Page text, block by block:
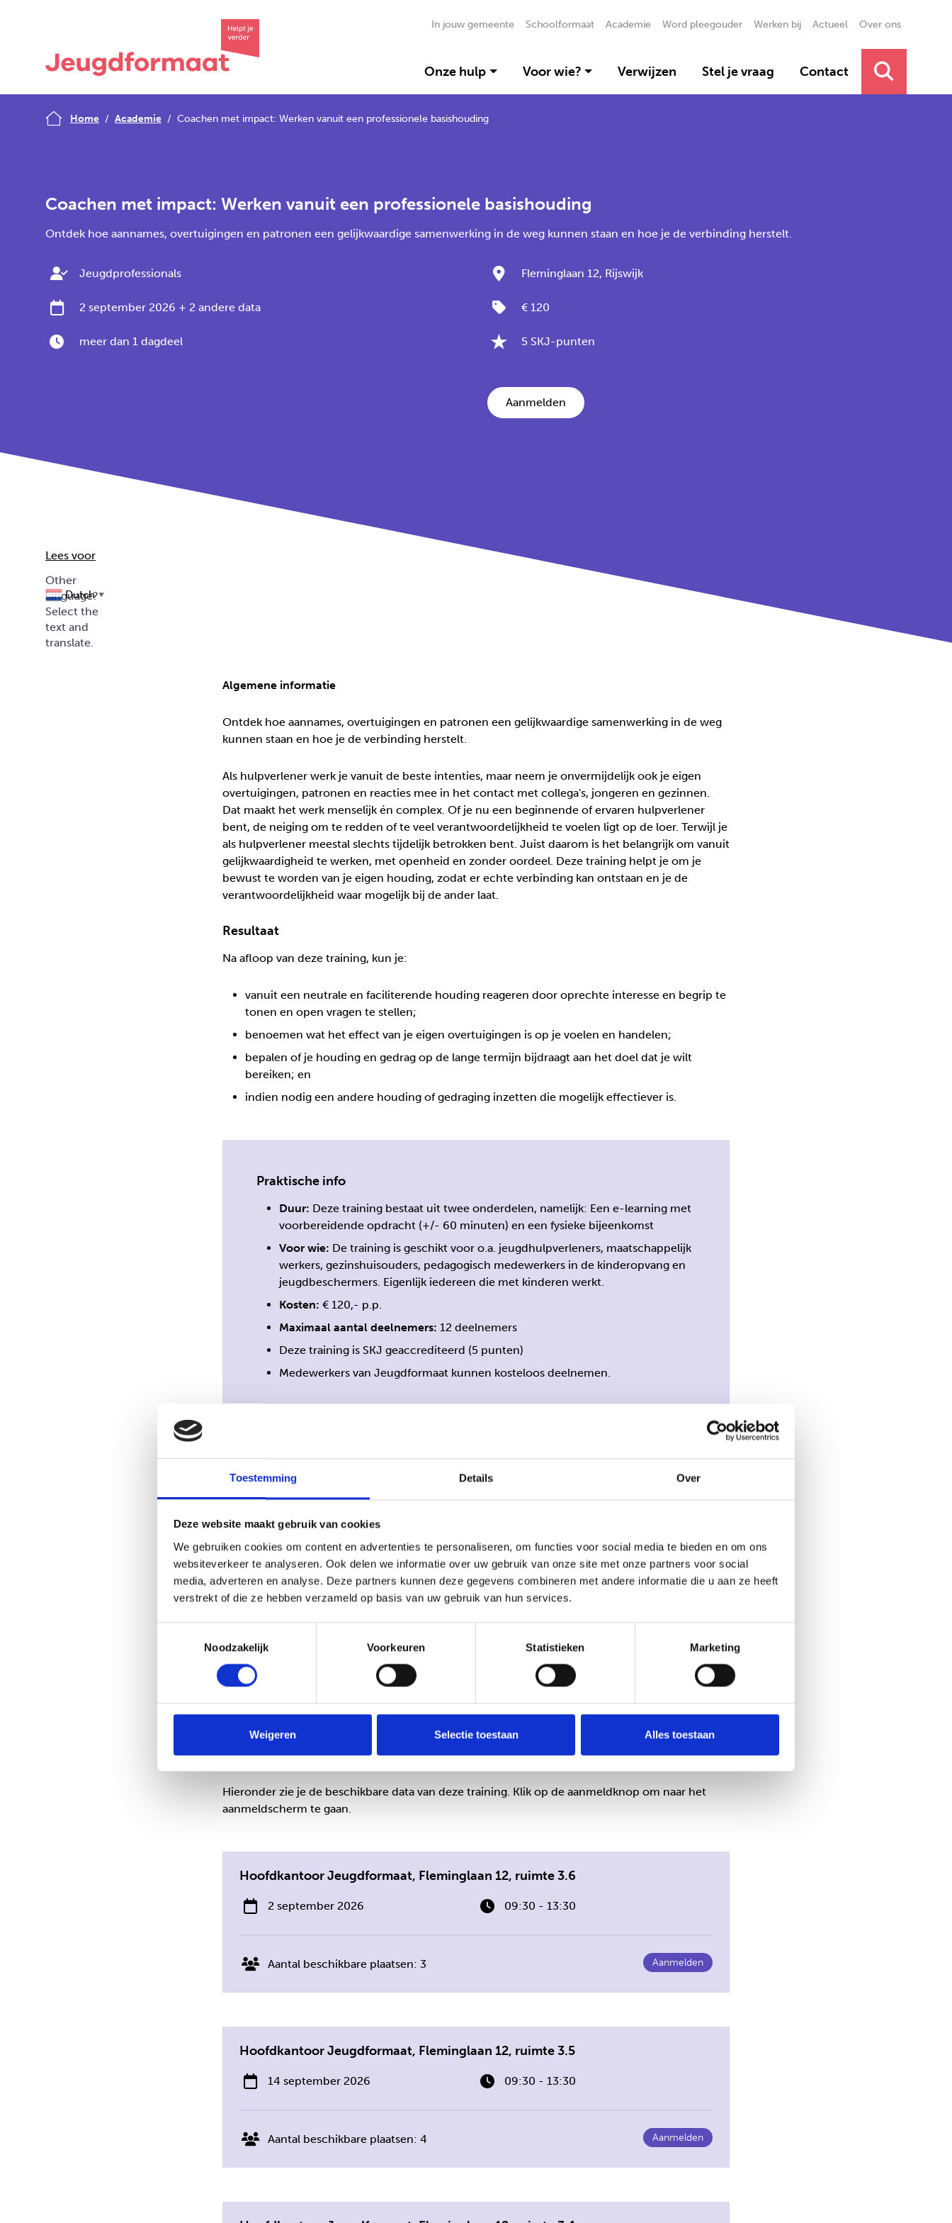
Toestemming Details Over
Deze website maakt gebruik van cookies
We gebruiken cookies om content en advertenties te personaliseren, om functies voor social media te bieden en om ons
websiteverkeer te analyseren. Ook delen we informatie over uw gebruik van onze site met onze partners voor social
media, adverteren en analyse. Deze partners kunnen deze gegevens combineren met andere informatie die u aan ze heeft
verstrekt of die ze hebben verzameld op basis van uw gebruik van hun services.
Noodzakelijk
Voorkeuren Statistieken Marketing
Weigeren Selectie toestaan Alles toestaan
Home Academie Coachen met impact: Werken vanuit een professionele basishouding
Coachen met impact: Werken vanuit een professionele basishouding
Ontdek hoe aannames, overtuigingen en patronen een gelijkwaardige samenwerking in de weg kunnen staan en hoe je de verbinding herstelt.
Jeugdprofessionals
2 september 2026 + 2 andere data
meer dan 1 dagdeel
Fleminglaan 12, Rijswijk
€ 120
5 SKJ-punten
Aanmelden
Lees voor
Dutch ▼
Algemene informatie
Ontdek hoe aannames, overtuigingen en patronen een gelijkwaardige samenwerking in de weg
kunnen staan en hoe je de verbinding herstelt.
Als hulpverlener werk je vanuit de beste intenties, maar neem je onvermijdelijk ook je eigen
overtuigingen, patronen en reacties mee in het contact met collega's, jongeren en gezinnen.
Dat maakt het werk menselijk én complex. Of je nu een beginnende of ervaren hulpverlener
bent, de neiging om te redden of te veel verantwoordelijkheid te voelen ligt op de loer. Terwijl je
als hulpverlener meestal slechts tijdelijk betrokken bent. Juist daarom is het belangrijk om vanuit
gelijkwaardigheid te werken, met openheid en zonder oordeel. Deze training helpt je om je
bewust te worden van je eigen houding, zodat er echte verbinding kan ontstaan en je de
verantwoordelijkheid waar mogelijk bij de ander laat.
Resultaat
Na afloop van deze training, kun je:
vanuit een neutrale en faciliterende houding reageren door oprechte interesse en begrip te
tonen en open vragen te stellen;
benoemen wat het effect van je eigen overtuigingen is op je voelen en handelen;
bepalen of je houding en gedrag op de lange termijn bijdraagt aan het doel dat je wilt
bereiken; en
indien nodig een andere houding of gedraging inzetten die mogelijk effectiever is.
Praktische info
Duur: Deze training bestaat uit twee onderdelen, namelijk: Een e-learning met
voorbereidende opdracht (+/- 60 minuten) en een fysieke bijeenkomst
Voor wie: De training is geschikt voor o.a. jeugdhulpverleners, maatschappelijk
werkers, gezinshuisouders, pedagogisch medewerkers in de kinderopvang en
jeugdbeschermers. Eigenlijk iedereen die met kinderen werkt.
Kosten: € 120,- p.p.
Maximaal aantal deelnemers: 12 deelnemers
Deze training is SKJ geaccrediteerd (5 punten)
Medewerkers van Jeugdformaat kunnen kosteloos deelnemen.
Volg je liever deze training op je eigen locatie met een aantal collega's tegelijk? Dat kan! Wij
bieden al onze trainingen en workshops aan op locatie naar keuze of bij ons op kantoor in
Neem contact met ons op via
Ervaringen
“Confronterend op een fijne manier. Ik merk dat ik minder snel ga ‘redden’ en meer ruimte laat
bij de ander.”
werken.”
“Herkenbaar, veilig en meteen toepasbaar in de praktijk. Dit gun je eigenlijk iedere hulpverlener.”
Meld je aan
Hieronder zie je de beschikbare data van deze training. Klik op de aanmeldknop om naar het
aanmeldscherm te gaan.
Hoofdkantoor Jeugdformaat, Fleminglaan 12, ruimte 3.6
2 september 2026 09:30 - 13:30
Aantal beschikbare plaatsen: 3 Aanmelden
Hoofdkantoor Jeugdformaat, Fleminglaan 12, ruimte 3.5
14 september 2026 09:30 - 13:30
Aantal beschikbare plaatsen: 4 Aanmelden
In jouw gemeente Schoolformaat Academie Word pleegouder Werken bij Actueel Over ons
Onze hulp Voor wie? Verwijzen Stel je vraag Contact